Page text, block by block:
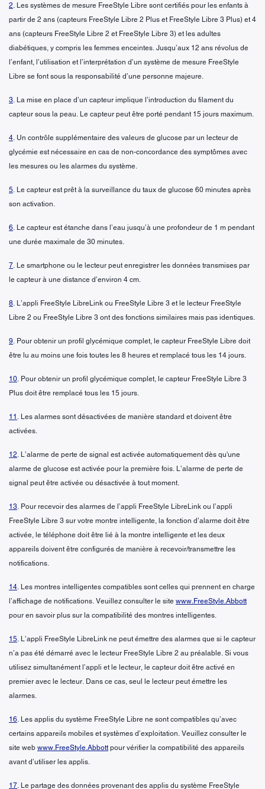
2. Les systèmes de mesure FreeStyle Libre sont certifiés pour les enfants à
partir de 2 ans (capteurs FreeStyle Libre 2 Plus et FreeStyle Libre 3 Plus) et 4
ans (capteurs FreeStyle Libre 2 et FreeStyle Libre 3) et les adultes
diabétiques, y compris les femmes enceintes. Jusqu’aux 12 ans révolus de
l’enfant, l’utilisation et l’interprétation d’un système de mesure FreeStyle
Libre se font sous la responsabilité d’une personne majeure.
3. La mise en place d’un capteur implique l’introduction du filament du
capteur sous la peau. Le capteur peut être porté pendant 15 jours maximum.
4. Un contrôle supplémentaire des valeurs de glucose par un lecteur de
glycémie est nécessaire en cas de non-concordance des symptômes avec
les mesures ou les alarmes du système.
5. Le capteur est prêt à la surveillance du taux de glucose 60 minutes après
son activation.
6. Le capteur est étanche dans l’eau jusqu’à une profondeur de 1 m pendant
une durée maximale de 30 minutes.
7. Le smartphone ou le lecteur peut enregistrer les données transmises par
le capteur à une distance d’environ 4 cm.
8. L’appli FreeStyle LibreLink ou FreeStyle Libre 3 et le lecteur FreeStyle
Libre 2 ou FreeStyle Libre 3 ont des fonctions similaires mais pas identiques.
9. Pour obtenir un profil glycémique complet, le capteur FreeStyle Libre doit
être lu au moins une fois toutes les 8 heures et remplacé tous les 14 jours.
10. Pour obtenir un profil glycémique complet, le capteur FreeStyle Libre 3
Plus doit être remplacé tous les 15 jours.
11 . Les alarmes sont désactivées de manière standard et doivent être
activées.
12. L’alarme de perte de signal est activée automatiquement dès qu'une
alarme de glucose est activée pour la première fois. L’alarme de perte de
signal peut être activée ou désactivée à tout moment.
13. Pour recevoir des alarmes de l’appli FreeStyle LibreLink ou l’appli
FreeStyle Libre 3 sur votre montre intelligente, la fonction d’alarme doit être
activée, le téléphone doit être lié à la montre intelligente et les deux
appareils doivent être configurés de manière à recevoir/transmettre les
notifications.
14. Les montres intelligentes compatibles sont celles qui prennent en charge
l’affichage de notifications. Veuillez consulter le site www.FreeStyle.Abbott
pour en savoir plus sur la compatibilité des montres intelligentes.
15. L’appli FreeStyle LibreLink ne peut émettre des alarmes que si le capteur
n’a pas été démarré avec le lecteur FreeStyle Libre 2 au préalable. Si vous
utilisez simultanément l’appli et le lecteur, le capteur doit être activé en
premier avec le lecteur. Dans ce cas, seul le lecteur peut émettre les
alarmes.
16. Les applis du système FreeStyle Libre ne sont compatibles qu’avec
certains appareils mobiles et systèmes d’exploitation. Veuillez consulter le
site web www.FreeStyle.Abbott pour vérifier la compatibilité des appareils
avant d’utiliser les applis.
17. Le partage des données provenant des applis du système FreeStyle